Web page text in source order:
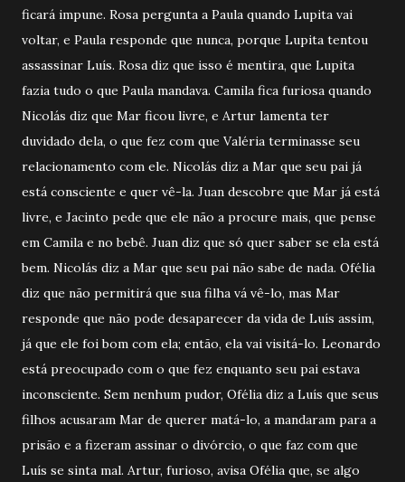
ficará impune. Rosa pergunta a Paula quando Lupita vai
voltar, e Paula responde que nunca, porque Lupita tentou
assassinar Luís. Rosa diz que isso é mentira, que Lupita
fazia tudo o que Paula mandava. Camila fica furiosa quando
Nicolás diz que Mar ficou livre, e Artur lamenta ter
duvidado dela, o que fez com que Valéria terminasse seu
relacionamento com ele. Nicolás diz a Mar que seu pai já
está consciente e quer vê-la. Juan descobre que Mar já está
livre, e Jacinto pede que ele não a procure mais, que pense
em Camila e no bebê. Juan diz que só quer saber se ela está
bem. Nicolás diz a Mar que seu pai não sabe de nada. Ofélia
diz que não permitirá que sua filha vá vê-lo, mas Mar
responde que não pode desaparecer da vida de Luís assim,
já que ele foi bom com ela; então, ela vai visitá-lo. Leonardo
está preocupado com o que fez enquanto seu pai estava
inconsciente. Sem nenhum pudor, Ofélia diz a Luís que seus
filhos acusaram Mar de querer matá-lo, a mandaram para a
prisão e a fizeram assinar o divórcio, o que faz com que
Luís se sinta mal. Artur, furioso, avisa Ofélia que, se algo